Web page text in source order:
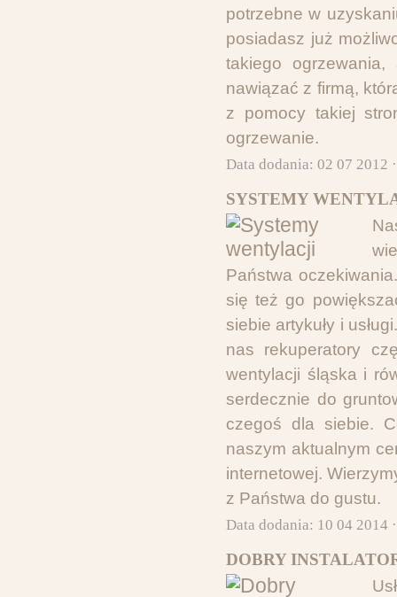
potrzebne w
posiadasz już
takiego
nawiązać z firmą,
z pomocy takiej
ogrzewanie.
Data dodania: 02 07 2012
SYSTEMY
Państwa
się też go
siebie artykuły i
nas rekuperatory
wentylacji śląska i
serdecznie do
czegoś dla siebie.
naszym aktualnym
internetowej.
z Państwa do gustu.
Data dodania: 10 04 2014
DOBRY